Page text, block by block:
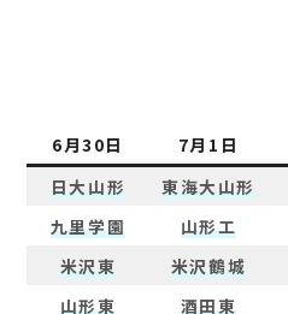
6月30日 7月1日
日大山形
東海大山形
九里学園
山形工
米沢東
米沢鶴城
山形東
酒田東